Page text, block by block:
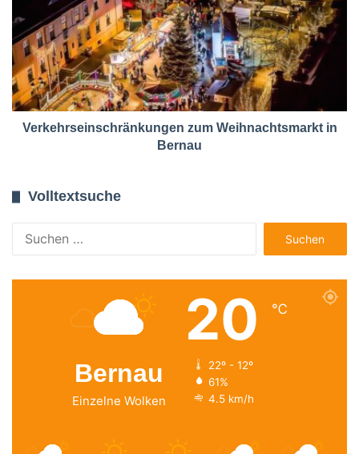
Verkehrseinschränkungen zum Weihnachtsmarkt in
Bernau
Volltextsuche
nach:
Bernau
Einzelne Wolken
20 ℃
22º - 12º
61%
4.5 km/h